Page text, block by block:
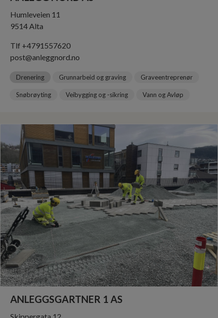
Humleveien 11
9514 Alta
Tlf +4791557620
post@anleggnord.no
Graveentreprenør
Grunnarbeid og graving
Drenering
Vann og Avløp
Veibygging og -sikring
Snøbrøyting
ANLEGGSGARTNER 1 AS